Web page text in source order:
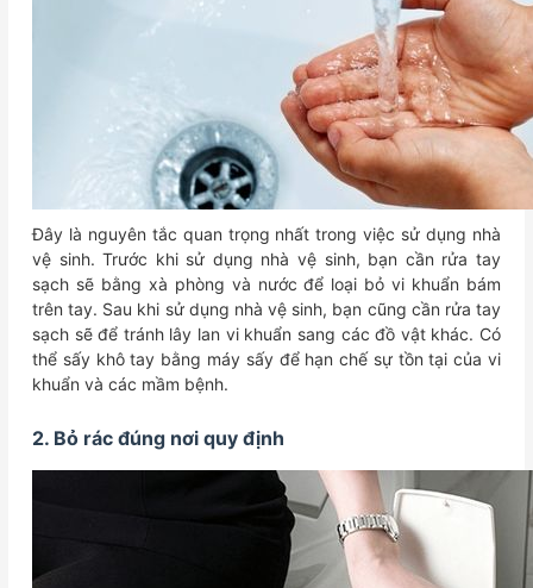
Đây là nguyên tắc quan trọng nhất trong việc sử dụng nhà
vệ sinh. Trước khi sử dụng nhà vệ sinh, bạn cần rửa tay
sạch sẽ bằng xà phòng và nước để loại bỏ vi khuẩn bám
trên tay. Sau khi sử dụng nhà vệ sinh, bạn cũng cần rửa tay
sạch sẽ để tránh lây lan vi khuẩn sang các đồ vật khác. Có
thể sấy khô tay bằng máy sấy để hạn chế sự tồn tại của vi
khuẩn và các mầm bệnh.
2. Bỏ rác đúng nơi quy định